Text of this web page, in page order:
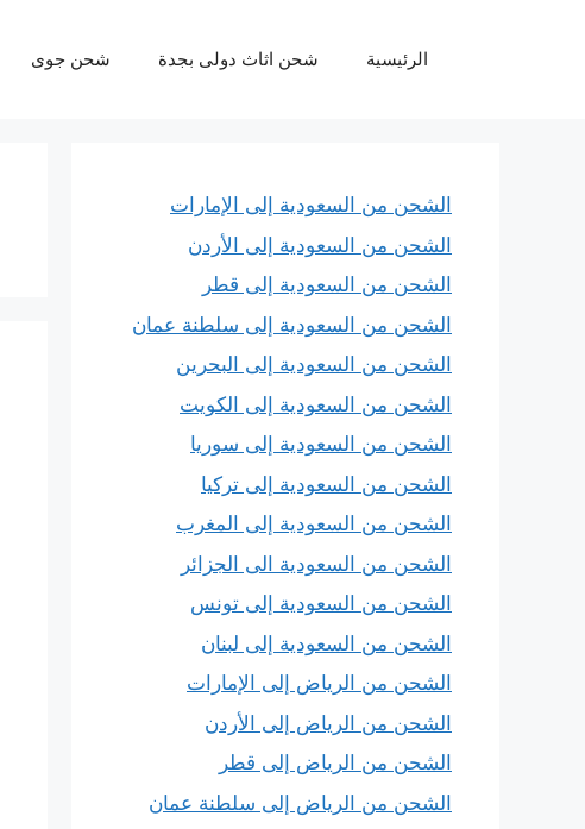
الرئيسية شحن اثاث دولى بجدة شحن جوى
الشحن من السعودية إلى الإمارات
الشحن من السعودية إلى الأردن
الشحن من السعودية إلى قطر
الشحن من السعودية إلى سلطنة عمان
الشحن من السعودية إلى البحرين
الشحن من السعودية إلى الكويت
الشحن من السعودية إلى سوريا
الشحن من السعودية إلى تركيا
الشحن من السعودية إلى المغرب
الشحن من السعودية الى الجزائر
الشحن من السعودية إلى تونس
الشحن من السعودية إلى لبنان
الشحن من الرياض إلى الإمارات
الشحن من الرياض إلى الأردن
الشحن من الرياض إلى قطر
الشحن من الرياض إلى سلطنة عمان